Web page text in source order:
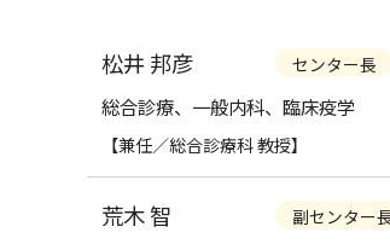
松井 邦彦 センター長
総合診療、一般内科、臨床疫学
【兼任／総合診療科 教授】
荒木 智 副センター